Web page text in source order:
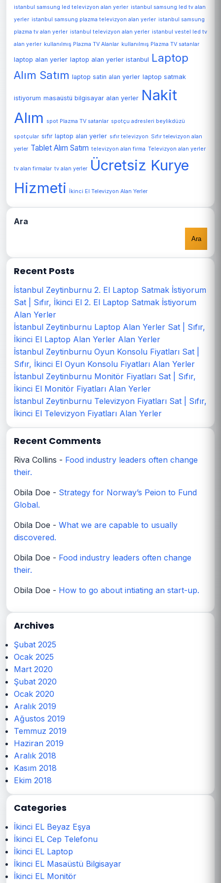
istanbul samsung led televizyon alan yerler istanbul samsung led tv alan
yerler istanbul samsung plazma televizyon alan yerler istanbul samsung
plazma tv alan yerler istanbul televizyon alan yerler istanbul vestel led tv
alan yerler kullanılmış Plazma TV Alanlar kullanılmış Plazma TV satanlar
laptop alan yerler laptop alan yerler istanbul Laptop
Alım Satım laptop satin alan yerler laptop satmak
istiyorum masaüstü bilgisayar alan yerler Nakit
Alım
spot Plazma TV satanlar spotçu adresleri beylikdüzü
spotçular sıfır laptop alan yerler sıfır televizyon Sıfır televizyon alan
yerler Tablet Alım Satım televizyon alan firma Televizyon alan yerler
tv alan firmalar tv alan yerler
Ücretsiz Kurye
Hizmeti
İkinci El Televizyon Alan Yerler
Ara
Ara
Recent Posts
İstanbul Zeytinburnu 2. El Laptop Satmak İstiyorum
Sat | Sıfır, İkinci El 2. El Laptop Satmak İstiyorum
Alan Yerler
İstanbul Zeytinburnu Laptop Alan Yerler Sat | Sıfır,
İkinci El Laptop Alan Yerler Alan Yerler
İstanbul Zeytinburnu Oyun Konsolu Fiyatları Sat |
Sıfır, İkinci El Oyun Konsolu Fiyatları Alan Yerler
İstanbul Zeytinburnu Monitör Fiyatları Sat | Sıfır,
İkinci El Monitör Fiyatları Alan Yerler
İstanbul Zeytinburnu Televizyon Fiyatları Sat | Sıfır,
İkinci El Televizyon Fiyatları Alan Yerler
Recent Comments
Riva Collins - Food industry leaders often change
their.
Obila Doe - Strategy for Norway’s Peion to Fund
Global.
Obila Doe - What we are capable to usually
discovered.
Obila Doe - Food industry leaders often change
their.
Obila Doe - How to go about intiating an start-up.
Archives
Şubat 2025
Ocak 2025
Mart 2020
Şubat 2020
Ocak 2020
Aralık 2019
Ağustos 2019
Temmuz 2019
Haziran 2019
Aralık 2018
Kasım 2018
Ekim 2018
Categories
İkinci EL Beyaz Eşya
İkinci EL Cep Telefonu
İkinci EL Laptop
İkinci EL Masaüstü Bilgisayar
İkinci EL Monitör